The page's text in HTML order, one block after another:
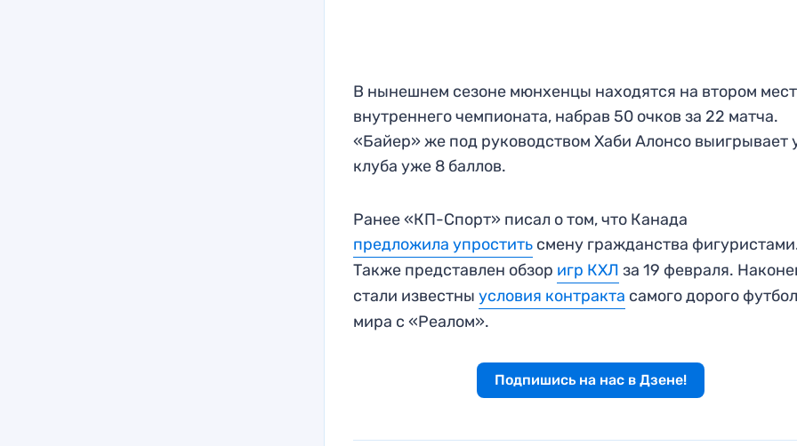
В нынешнем сезоне мюнхенцы находятся на втором
внутреннего чемпионата, набрав 50 очков за 22 матча.
«Байер» же под руководством Хаби Алонсо выигрывает
клуба уже 8 баллов.
Ранее «КП-Спорт» писал о том, что Канада
предложила упростить смену гражданства
Также представлен обзор игр КХЛ за 19 февраля.
стали известныусловия контракта самого дорого
мира с «Реалом».
Подпишись на нас в Дзене!